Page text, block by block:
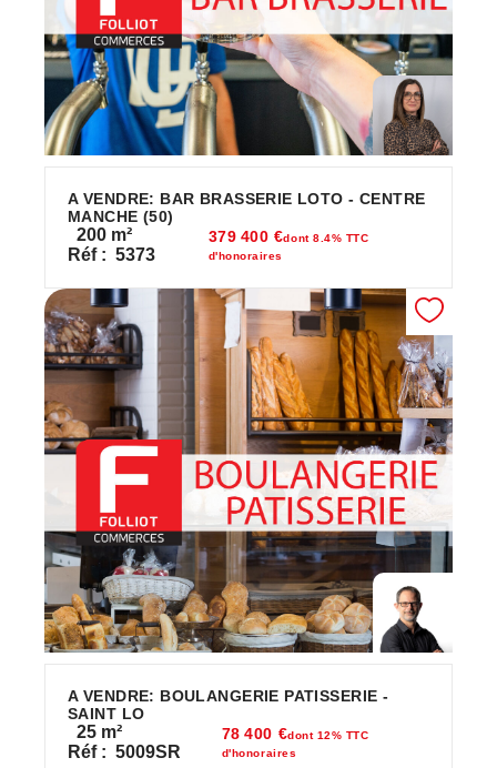
A VENDRE: BAR BRASSERIE LOTO - CENTRE
MANCHE (50)
200 m²
Réf : 5373
379 400 €dont 8.4% TTC
d'honoraires
A VENDRE: BOULANGERIE PATISSERIE -
SAINT LO
25 m²
Réf : 5009SR
78 400 €dont 12% TTC
d'honoraires